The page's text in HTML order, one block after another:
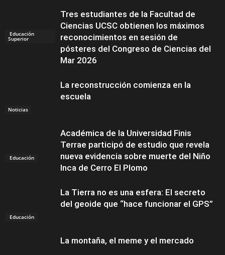
Educación
Superior
Tres estudiantes de la Facultad de
Ciencias UCSC obtienen los máximos
reconocimientos en sesión de
pósteres del Congreso de Ciencias del
Mar 2026
Noticias
La reconstrucción comienza en la
escuela
Educación
Académica de la Universidad Finis
Terrae participó de estudio que revela
nueva evidencia sobre muerte del Niño
Inca de Cerro El Plomo
Educación
La Tierra no es una esfera: El secreto
del geoide que “hace funcionar el GPS”
La montaña, el meme y el mercado